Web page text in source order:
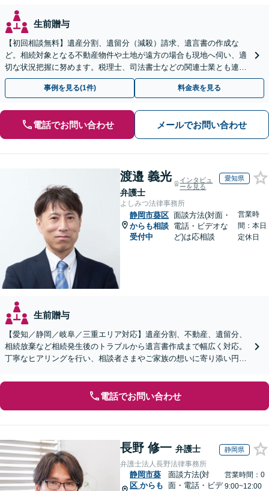
生前贈与
【初回相談無料】遺産分割、遺留分（減殺）請求、遺言書の作成な
ど。相続対象となる不動産物件や土地が遠方の場合も現地へ伺い、適
切な状況把握に努めます。税理士、司法書士などの関連士業とも連携
しワンストップで対応します【新静岡駅直結】
事例を見る(1件) 料金表を見る
電話でお問い合わせ メールでお問い合わせ
渡邉 義光
弁護士
インタビュ
ーを見る
愛知県
よしみつ法律事務所
静岡市葵区
からも相談
受付中
面談方法(対面・
電話・ビデオな
ど)は応相談
営業時
間：本日
定休日
生前贈与
【愛知／静岡／岐阜／三重エリア対応】遺産分割、不動産、遺留分、
相続放棄など相続発生後のトラブルから遺言書作成まで幅広く対応。
丁寧なヒアリングを行い、相談者さまやご家族の想いに寄り添い円滑
電話でお問い合わせ
長野 修一 弁護士 静岡県
弁護士法人長野法律事務所
静岡市葵
区 からも
面談方法(対
面・電話・ビデ
営業時間：0
9:00~12:00